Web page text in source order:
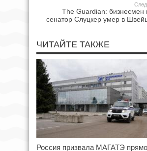
The Guardian: бизнесмен
сенатор Слуцкер умер в
ЧИТАЙТЕ ТАКЖЕ
Россия призвала МАГАТЭ